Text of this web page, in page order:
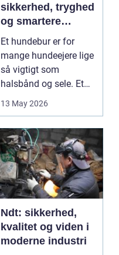
sikkerhed, tryghed
og smartere
hverdag med hund
Et hundebur er for
mange hundeejere lige
så vigtigt som
halsbånd og sele. Et
godt bur gi...
13 May 2026
Ndt: sikkerhed,
kvalitet og viden i
moderne industri